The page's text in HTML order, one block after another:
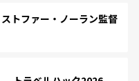
トファー・ノーラン監督